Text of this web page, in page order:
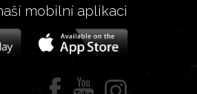
mobilní aplikaci